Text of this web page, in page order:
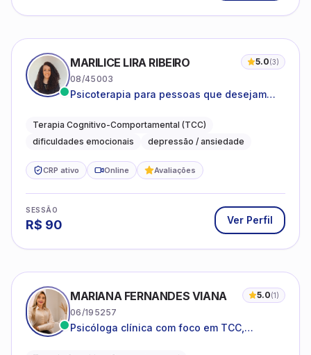
MARILICE LIRA RIBEIRO 5.0(3)
08/45003
Psicoterapia para pessoas que desejam
dificuldades do dia a dia
Terapia Cognitivo-Comportamental (TCC)
dificuldades emocionais
depressão / ansiedade
CRP ativo Online Avaliações
SESSÃO
R$ 90 Ver Perfil
MARIANA FERNANDES VIANA 5.0(1)
06/195257
Psicóloga clínica com foco em TCC,